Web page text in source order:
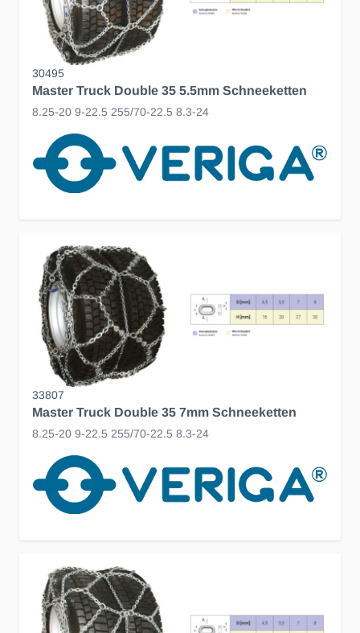
30495
Master Truck Double 35 5.5mm Schneeketten
8.25-20 9-22.5 255/70-22.5 8.3-24
33807
Master Truck Double 35 7mm Schneeketten
8.25-20 9-22.5 255/70-22.5 8.3-24